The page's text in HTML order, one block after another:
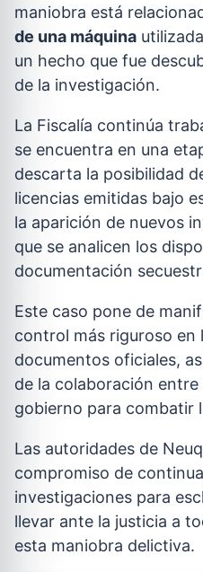
maniobra está
de una máquina
un hecho que fue
de la investigación.
La Fiscalía continúa
se encuentra en una
descarta la posibilidad
licencias emitidas bajo
la aparición de nuevos
que se analicen los
documentación
Este caso pone de
control más riguroso en
documentos oficiales,
de la colaboración
gobierno para combatir
Las autoridades de
compromiso de
investigaciones para
llevar ante la justicia a
esta maniobra delictiva.